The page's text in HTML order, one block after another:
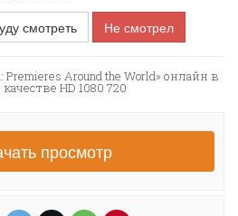
смотреть Не смотрел
Around the World» онлайн в
HD 1080 720
просмотр